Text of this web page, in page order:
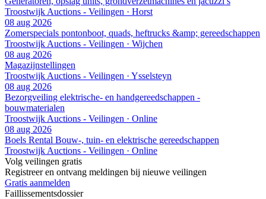
Troostwijk Auctions - Veilingen · Horst
08 aug 2026
Zomerspecials pontonboot, quads, heftrucks &amp; gereedschappen
Troostwijk Auctions - Veilingen · Wijchen
08 aug 2026
Magazijnstellingen
Troostwijk Auctions - Veilingen · Ysselsteyn
08 aug 2026
Bezorgveiling elektrische- en handgereedschappen -
bouwmaterialen
Troostwijk Auctions - Veilingen · Online
08 aug 2026
Boels Rental Bouw-, tuin- en elektrische gereedschappen
Troostwijk Auctions - Veilingen · Online
Volg veilingen gratis
Registreer en ontvang meldingen bij nieuwe veilingen
Gratis aanmelden
Faillissementsdossier